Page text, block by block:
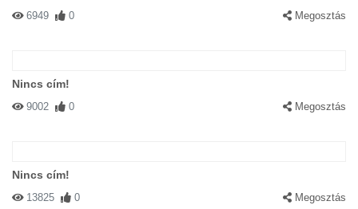
6949 0 Megosztás
Nincs cím!
9002 0 Megosztás
Nincs cím!
13825 0 Megosztás